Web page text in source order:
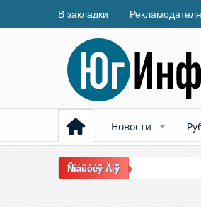
В закладки
Новости
Ñîáûòèÿ Äíÿ